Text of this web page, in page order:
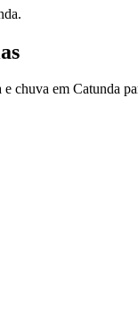
chuva em Catunda